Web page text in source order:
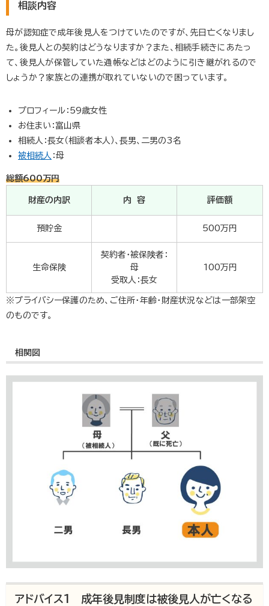
相談内容
母が認知症で成年後見人をつけていたのですが、先日亡くなりまし
た。後見人との契約はどうなりますか？また、相続手続きにあたっ
て、後見人が保管していた通帳などはどのように引き継がれるので
しょうか？家族との連携が取れていないので困っています。
プロフィール：59歳女性
お住まい：富山県
相続人：長女（相談者本人）、長男、二男の3名
被相続人 ：母
総額600万円
財産の内訳 内 容 評価額
預貯金 500万円
生命保険
契約者・被保険者：
母
受取人：長女
100万円
※プライバシー保護のため、ご住所・年齢・財産状況などは一部架空
のものです。
相関図
アドバイス1 成年後見制度は被後見人が亡くなる